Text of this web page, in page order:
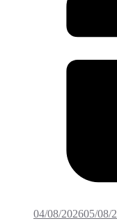
04/08/202605/08/